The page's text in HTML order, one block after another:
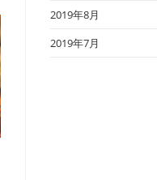
2019年8月
2019年7月